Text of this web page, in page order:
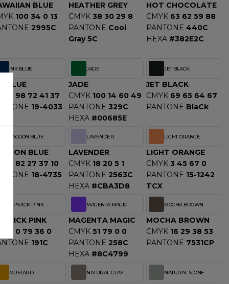
BLUE
100 34 0 13
2995C
HEATHER GREY
CMYK 38 30 29 8
PANTONE Cool
Gray 5C
HOT CHOCOLATE
CMYK 63 62 59 88
PANTONE 440C
HEXA #382E2C
INK BLUE
BLUE
98 72 41 37
19-4033
JADE
JADE
CMYK 100 14 60 49
PANTONE 329C
HEXA #00685E
JET BLACK
JET BLACK
CMYK 69 65 64 67
PANTONE BlaCk
LAGOON BLUE
BLUE
82 27 37 10
18-4735
LAVENDER
LAVENDER
CMYK 18 20 5 1
PANTONE 2563C
HEXA #CBA3D8
LIGHT ORANGE
LIGHT ORANGE
CMYK 3 45 67 0
PANTONE 15-1242
TCX
LIPSTICK PINK
PINK
0 79 36 0
191C
MAGENTA MAGIC
MAGENTA MAGIC
CMYK 51 79 0 0
PANTONE 258C
HEXA #8C4799
MOCHA BROWN
MOCHA BROWN
CMYK 16 29 38 53
PANTONE 7531CP
MUSTARD NATURAL CLAY NATURAL STONE